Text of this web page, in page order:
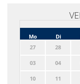
Mo
Di
27
28
03 04
10 11